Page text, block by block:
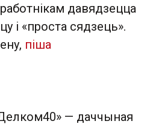
давядзецца
і «проста сядзець».
піша
— даччыная